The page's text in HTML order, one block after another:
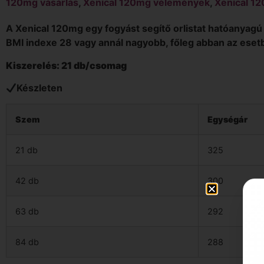
120mg vásárlás, Xenical 120mg vélemények, Xenical
A Xenical 120mg egy fogyást segítő orlistat
BMI indexe 28 vagy annál nagyobb, főleg abban az
Kiszerelés: 21 db/csomag
Készleten
Szem Egységár
21 db 325
42 db 300
63 db 292
84 db 288